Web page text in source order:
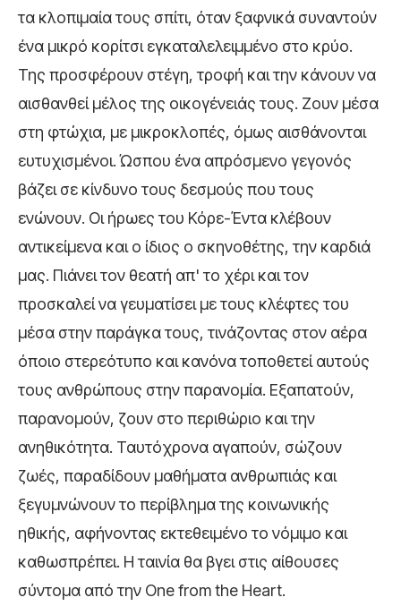
τα κλοπιμαία τους σπίτι, όταν ξαφνικά συναντούν
ένα μικρό κορίτσι εγκαταλελειμμένο στο κρύο.
Της προσφέρουν στέγη, τροφή και την κάνουν να
αισθανθεί μέλος της οικογένειάς τους. Ζουν μέσα
στη φτώχια, με μικροκλοπές, όμως αισθάνονται
ευτυχισμένοι. Ώσπου ένα απρόσμενο γεγονός
βάζει σε κίνδυνο τους δεσμούς που τους
ενώνουν. Οι ήρωες του Κόρε-Έντα κλέβουν
αντικείμενα και ο ίδιος ο σκηνοθέτης, την καρδιά
μας. Πιάνει τον θεατή απ' το χέρι και τον
προσκαλεί να γευματίσει με τους κλέφτες του
μέσα στην παράγκα τους, τινάζοντας στον αέρα
όποιο στερεότυπο και κανόνα τοποθετεί αυτούς
τους ανθρώπους στην παρανομία. Εξαπατούν,
παρανομούν, ζουν στο περιθώριο και την
ανηθικότητα. Ταυτόχρονα αγαπούν, σώζουν
ζωές, παραδίδουν μαθήματα ανθρωπιάς και
ξεγυμνώνουν το περίβλημα της κοινωνικής
ηθικής, αφήνοντας εκτεθειμένο το νόμιμο και
καθωσπρέπει. Η ταινία θα βγει στις αίθουσες
σύντομα από την One from the Heart.